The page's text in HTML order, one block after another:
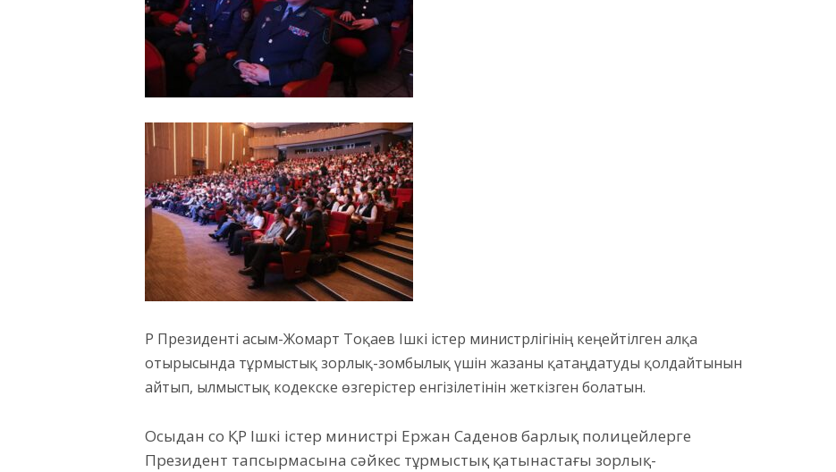
ҚР Президенті Қасым-Жомарт Тоқаев Ішкі істер министрлігінің кеңейтілген алқа
отырысында тұрмыстық зорлық-зомбылық үшін жазаны қатаңдатуды қолдайтынын
айтып, Қылмыстық кодекске өзгерістер енгізілетінін жеткізген болатын.
Осыдан соң ҚР Ішкі істер министрі Ержан Саденов барлық полицейлерге
Президент тапсырмасына сәйкес тұрмыстық қатынастағы зорлық-